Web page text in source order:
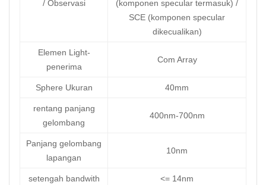
/ Observasi
(komponen specular termasuk) /
SCE (komponen specular
dikecualikan)
Elemen Light-
penerima
Com Array
Sphere Ukuran 40mm
rentang panjang
gelombang
400nm-700nm
Panjang gelombang
lapangan
10nm
setengah bandwith <= 14nm